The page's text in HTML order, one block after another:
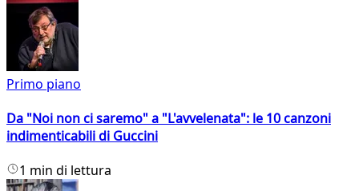
Primo piano
Da "Noi non ci saremo" a "L'avvelenata": le 10 canzoni
indimenticabili di Guccini
1 min di lettura